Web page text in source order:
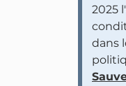
2025
dans